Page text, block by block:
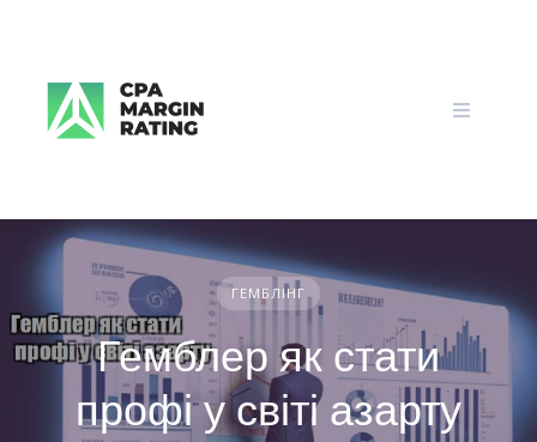
ГЕМБЛІНГ
Гемблер як стати
профі у світі азарту